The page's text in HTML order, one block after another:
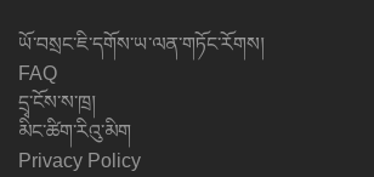
ཡོ་བསྲང་ཇི་དགོས་ཡ་ལན་གཏོང་རོགས།
FAQ
དྲྭ་ངོས་ས་ཁྲ།
མིང་ཚིག་རིའུ་མིག
Privacy Policy